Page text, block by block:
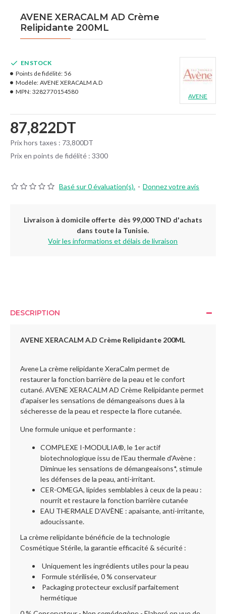
AVENE XERACALM AD Crème
Relipidante 200ML
Basé sur 0 évaluation(s). - Donnez votre avis
87,822DT
Prix hors taxes : 73,800DT
Prix en points de fidélité : 3300
EN STOCK
Points de fidélité: 56
Modèle: AVENE XERACALM A.D
MPN: 3282770154580
AVENE
Livraison à domicile offerte dès 99,000 TND d'achats
dans toute la Tunisie.
Voir les informations et délais de livraison
DESCRIPTION
AVENE XERACALM A.D Crème Relipidante 200ML
AveneLa crème relipidante XeraCalm permet de
restaurer la fonction barrière de la peau et le confort
cutané. AVENE XERACALM AD Crème Relipidante permet
d'apaiser les sensations de démangeaisons dues à la
sécheresse de la peau et respecte la flore cutanée.
Une formule unique et performante :
COMPLEXE I-MODULIA®, le 1er actif
biotechnologique issu de l'Eau thermale d'Avène :
Diminue les sensations de démangeaisons*, stimule
les défenses de la peau, anti-irritant.
CER-OMEGA, lipides semblables à ceux de la peau :
nourrit et restaure la fonction barrière cutanée
EAU THERMALE D'AVÈNE : apaisante, anti-irritante,
adoucissante.
La crème relipidante bénéficie de la technologie
Cosmétique Stérile, la garantie efficacité & sécurité :
Uniquement les ingrédients utiles pour la peau
Formule stérilisée, 0 % conservateur
Packaging protecteur exclusif parfaitement
hermétique